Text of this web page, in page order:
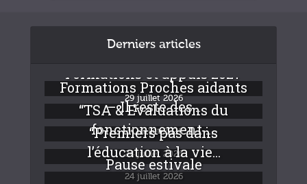
Derniers articles
Formations et appuis 2027
29 juillet 2026
Formations Proches aidants
– Il reste des...
24 juillet 2026
“TSA & Evaluations du
fonctionnement :...
24 juillet 2026
“Premiers pas dans
l’éducation à la vie...
24 juillet 2026
Pause estivale